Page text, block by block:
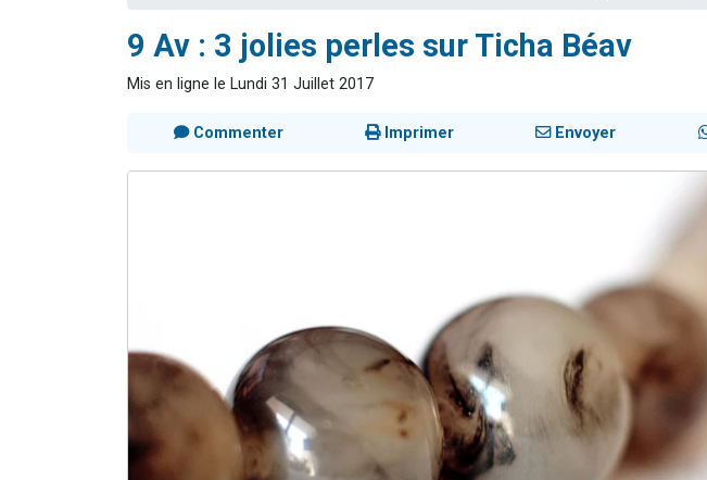
6 personnes viennent de faire un don pour
9 Av : 3 jolies perles sur Ticha Béav
Mis en ligne le Lundi 31 Juillet 2017
Commenter Imprimer Envoyer